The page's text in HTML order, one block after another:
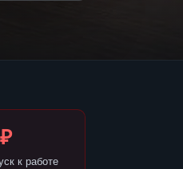
к работе